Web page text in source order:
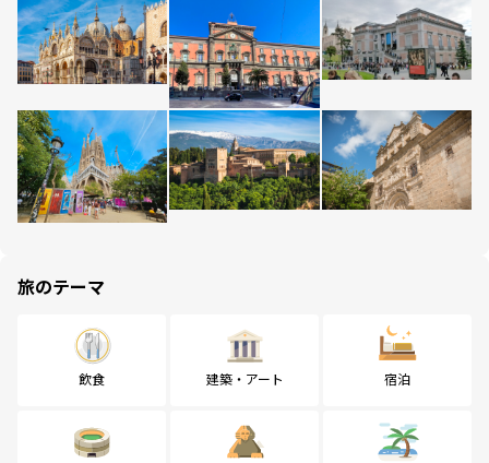
旅のテーマ
飲食 建築・アート 宿泊